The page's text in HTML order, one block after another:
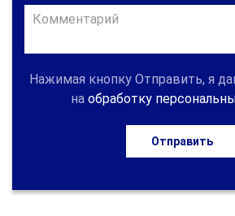
Нажимая кнопку Отправить, я
на обработку
Отправить